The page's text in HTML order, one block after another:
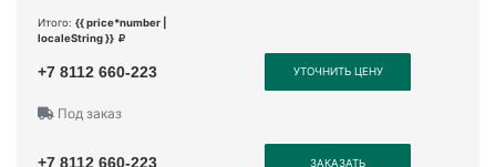
Итого: {{ price*number |
localeString }}
+7 8112 660-223 УТОЧНИТЬ ЦЕНУ
Под заказ
+7 8112 660-223 ЗАКАЗАТЬ